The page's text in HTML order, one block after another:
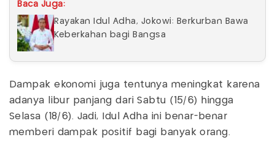
Baca Juga:
Rayakan Idul Adha, Jokowi: Berkurban Bawa
Keberkahan bagi Bangsa
Dampak ekonomi juga tentunya meningkat karena
adanya libur panjang dari Sabtu (15/6) hingga
Selasa (18/6). Jadi, Idul Adha ini benar-benar
memberi dampak positif bagi banyak orang.